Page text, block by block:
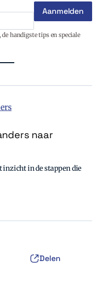
handigste tips en speciale
naar
inzicht in de stappen die
Delen